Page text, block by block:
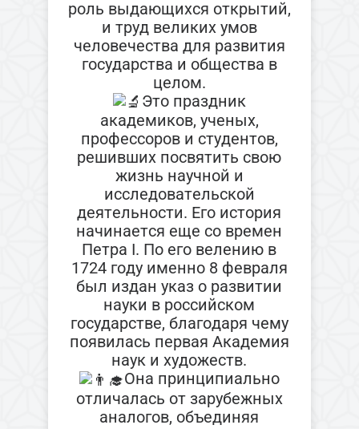
роль выдающихся открытий,
и труд великих умов
человечества для развития
государства и общества в
целом.
Это праздник
академиков, ученых,
профессоров и студентов,
решивших посвятить свою
жизнь научной и
исследовательской
деятельности. Его история
начинается еще со времен
Петра I. По его велению в
1724 году именно 8 февраля
был издан указ о развитии
науки в российском
государстве, благодаря чему
появилась первая Академия
наук и художеств.
Она принципиально
отличалась от зарубежных
аналогов, объединяя